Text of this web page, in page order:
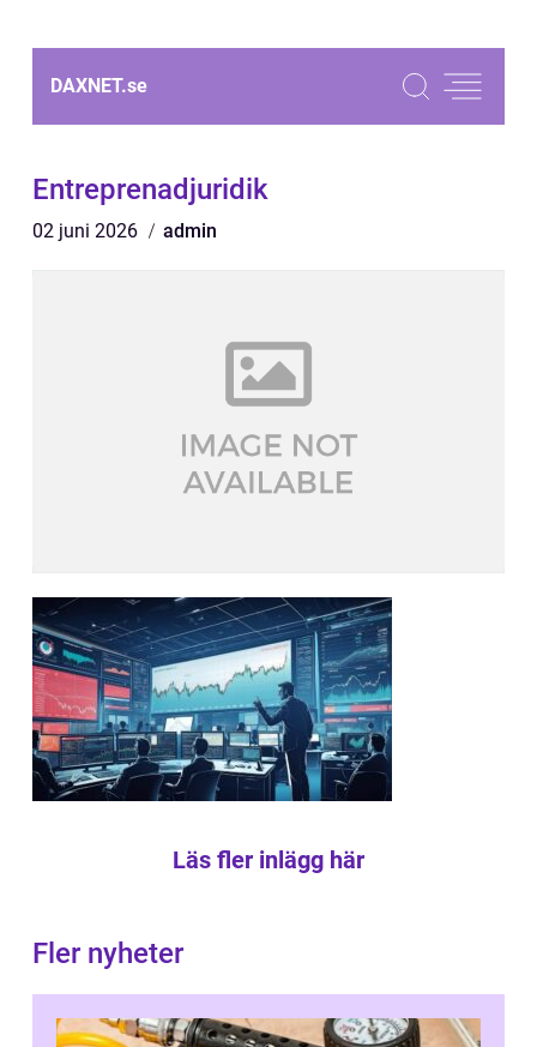
DAXNET.se
Entreprenadjuridik
02 juni 2026 admin
Läs fler inlägg här
Fler nyheter